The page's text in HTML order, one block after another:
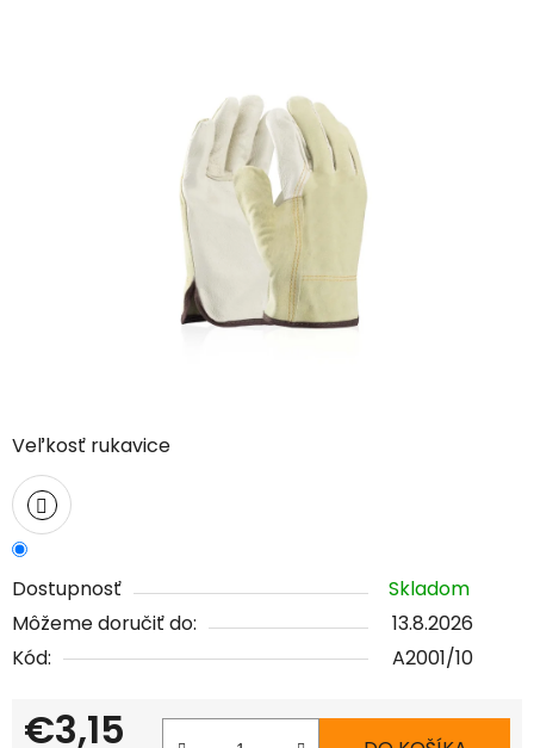
Veľkosť rukavice
Dostupnosť
Skladom
Môžeme doručiť do:
13.8.2026
Kód:
A2001/10
€3,15